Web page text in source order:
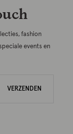
fashion
events en
VERZENDEN